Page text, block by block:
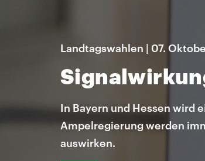
Landtagswahlen | 07.
In Bayern und Hessen wird
Ampelregierung werden
auswirken.